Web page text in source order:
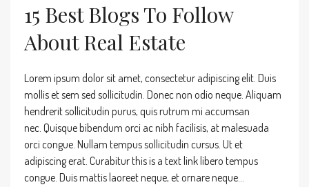
15 Best Blogs To Follow
About Real Estate
Lorem ipsum dolor sit amet, consectetur adipiscing elit. Duis
mollis et sem sed sollicitudin. Donec non odio neque. Aliquam
hendrerit sollicitudin purus, quis rutrum mi accumsan
nec. Quisque bibendum orci ac nibh facilisis, at malesuada
orci congue. Nullam tempus sollicitudin cursus. Ut et
adipiscing erat. Curabitur this is a text link libero tempus
congue. Duis mattis laoreet neque, et ornare neque...